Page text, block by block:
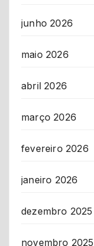
junho 2026
maio 2026
abril 2026
março 2026
fevereiro 2026
janeiro 2026
dezembro 2025
novembro 2025